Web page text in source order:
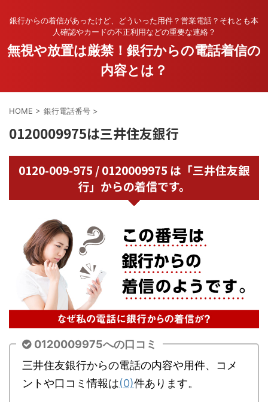
銀行からの着信があったけど、どういった用件？営業電話？それとも本
人確認やカードの不正利用などの重要な連絡？
無視や放置は厳禁！銀行からの電話着信の
内容とは？
HOME > 銀行電話番号 >
0120009975は三井住友銀行
0120-009-975 / 0120009975 は「三井住友銀
行」からの着信です。
0120009975への口コミ
三井住友銀行からの電話の内容や用件、コメ
ントや口コミ情報は(0)件あります。